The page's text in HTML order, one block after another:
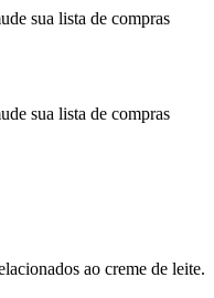
sua lista de compras
sua lista de compras
ao creme de leite.